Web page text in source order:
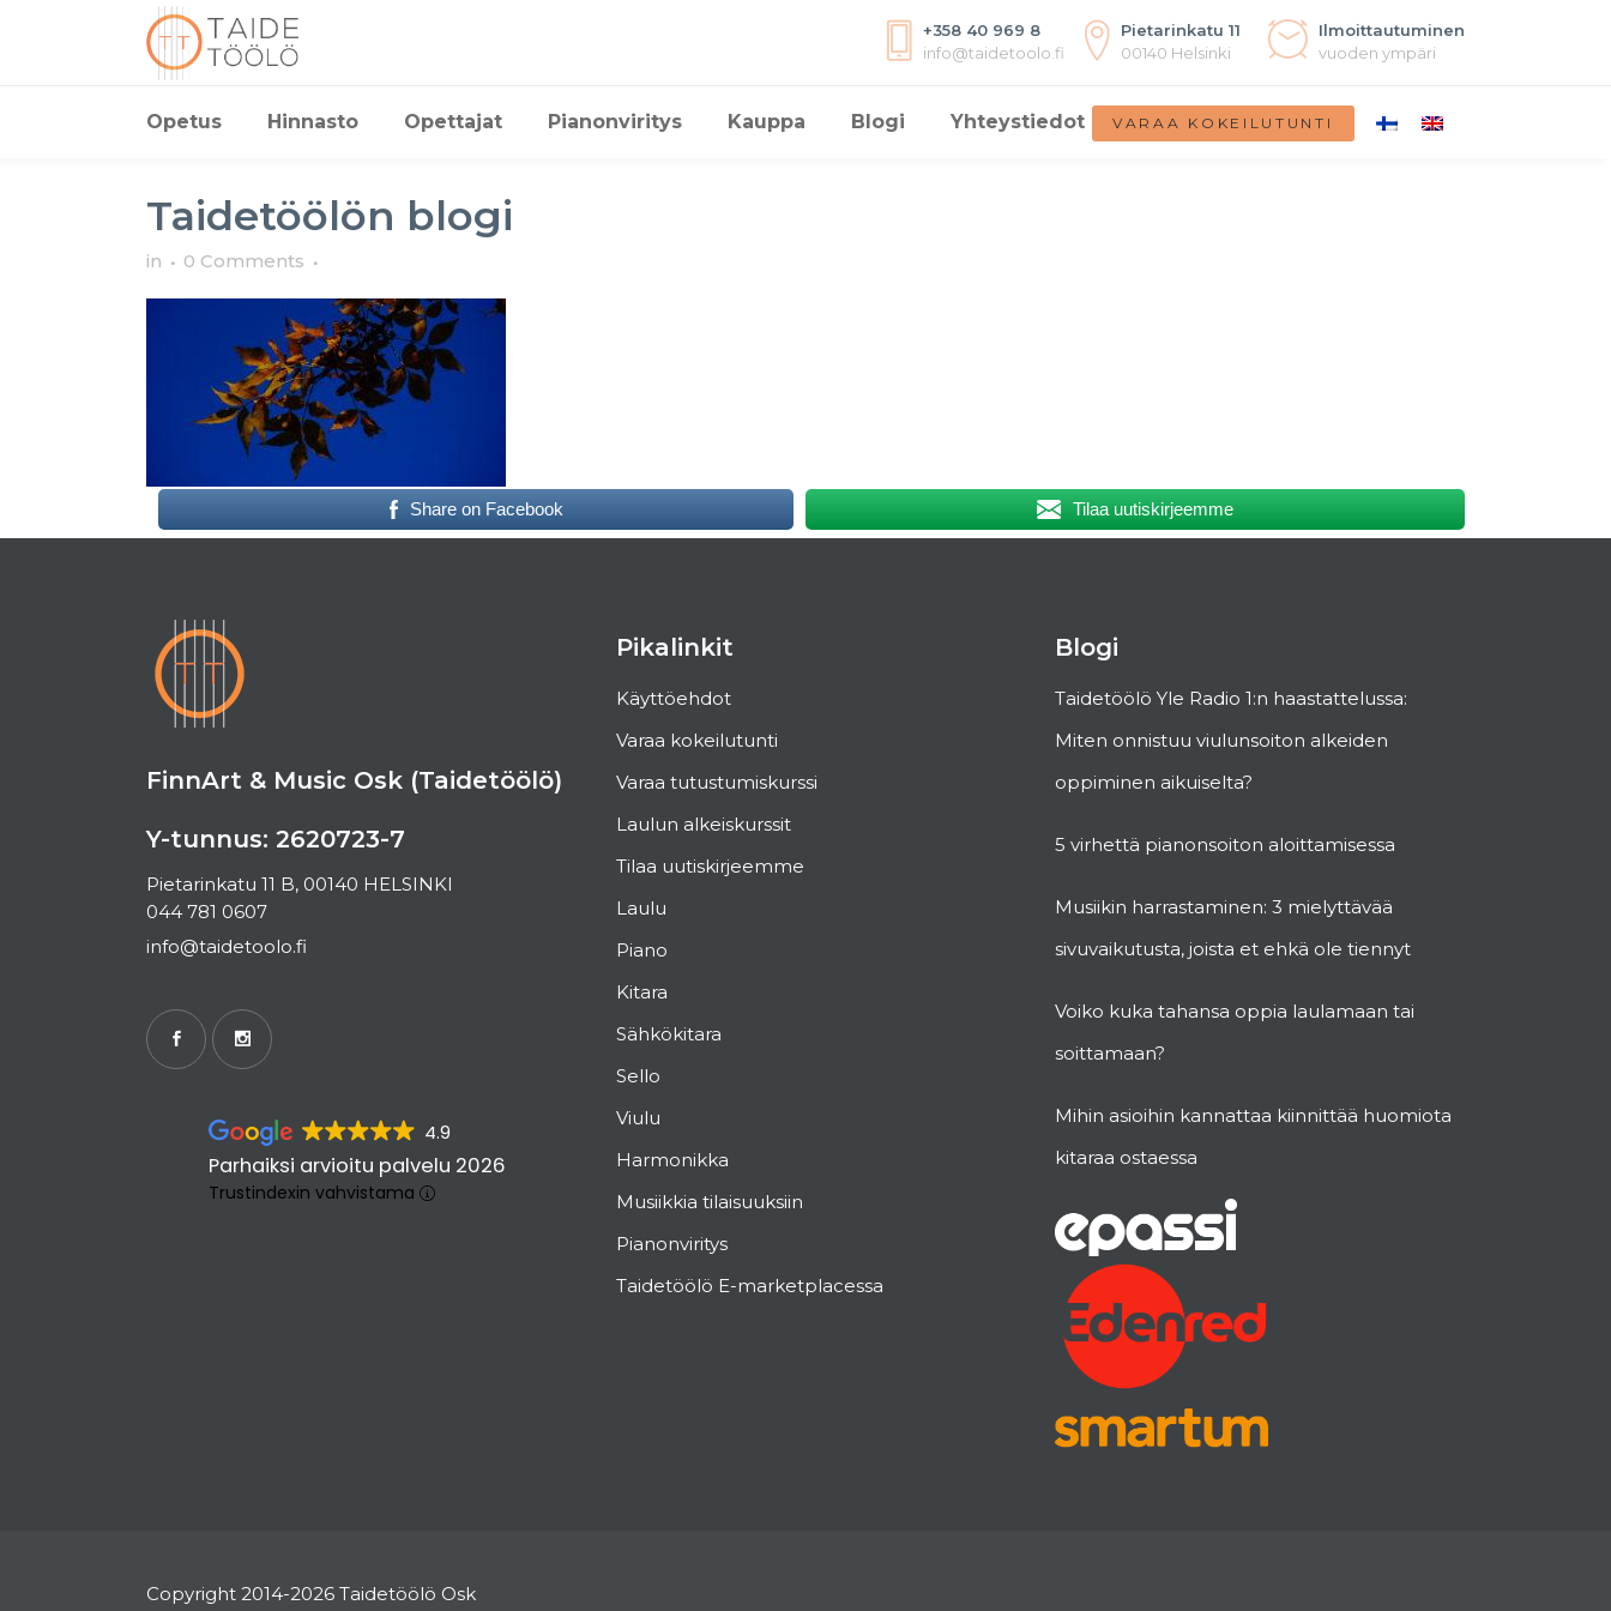
+358 40 969 8
info@taidetoolo.fi
Pietarinkatu 11
00140 Helsinki
Ilmoittautuminen
vuoden ympäri
Opetus Hinnasto Opettajat Pianonviritys Kauppa Blogi Yhteystiedot VARAA KOKEILUTUNTI
Taidetöölön blogi
in 0 Comments
Share on Facebook Tilaa uutiskirjeemme
FinnArt & Music Osk (Taidetöölö)
Y-tunnus: 2620723-7
Pietarinkatu 11 B, 00140 HELSINKI
044 781 0607
info@taidetoolo.fi
4.9
Parhaiksi arvioitu palvelu 2026
Trustindexin vahvistama
Pikalinkit
Käyttöehdot
Varaa kokeilutunti
Varaa tutustumiskurssi
Laulun alkeiskurssit
Tilaa uutiskirjeemme
Laulu
Piano
Kitara
Sähkökitara
Sello
Viulu
Harmonikka
Musiikkia tilaisuuksiin
Pianonviritys
Taidetöölö E-marketplacessa
Blogi
Taidetöölö Yle Radio 1:n haastattelussa:
Miten onnistuu viulunsoiton alkeiden
oppiminen aikuiselta?
5 virhettä pianonsoiton aloittamisessa
Musiikin harrastaminen: 3 mielyttävää
sivuvaikutusta, joista et ehkä ole tiennyt
Voiko kuka tahansa oppia laulamaan tai
soittamaan?
Mihin asioihin kannattaa kiinnittää huomiota
kitaraa ostaessa
Copyright 2014-2026 Taidetöölö Osk